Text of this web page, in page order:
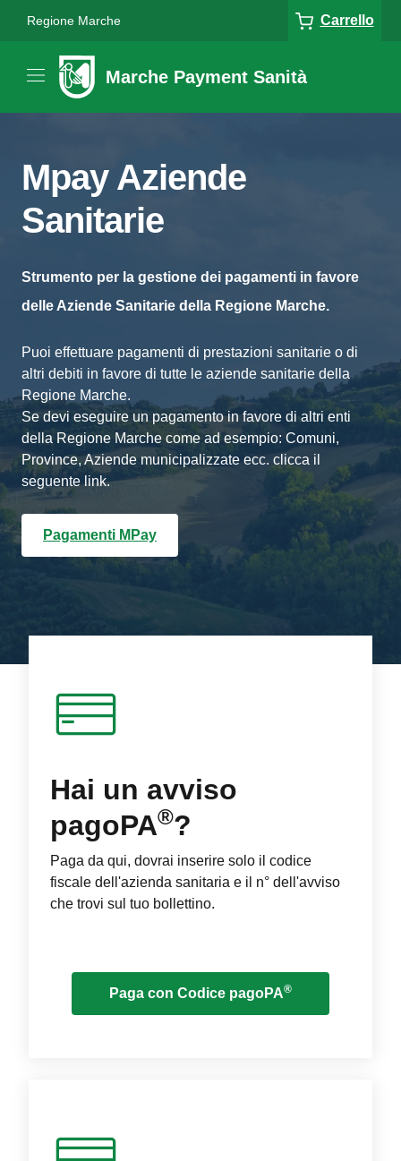
Regione Marche Carrello
Marche Payment Sanità
Mpay Aziende
Sanitarie
Strumento per la gestione dei pagamenti in favore
delle Aziende Sanitarie della Regione Marche.
Puoi effettuare pagamenti di prestazioni sanitarie o di
altri debiti in favore di tutte le aziende sanitarie della
Regione Marche.
Se devi eseguire un pagamento in favore di altri enti
della Regione Marche come ad esempio: Comuni,
Province, Aziende municipalizzate ecc. clicca il
seguente link.
Pagamenti MPay
Hai un avviso
pagoPA®?
Paga da qui, dovrai inserire solo il codice
fiscale dell'azienda sanitaria e il n° dell'avviso
che trovi sul tuo bollettino.
Paga con Codice pagoPA®